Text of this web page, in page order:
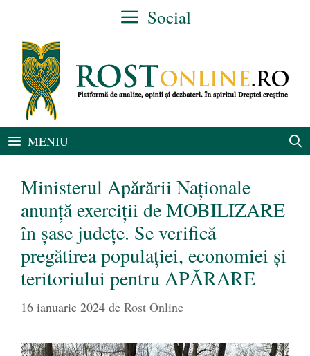
conținut
Social
MENIU
Ministerul Apărării Naționale
anunță exerciții de MOBILIZARE
în șase județe. Se verifică
pregătirea populației, economiei și
teritoriului pentru APĂRARE
16 ianuarie 2024 de Rost Online